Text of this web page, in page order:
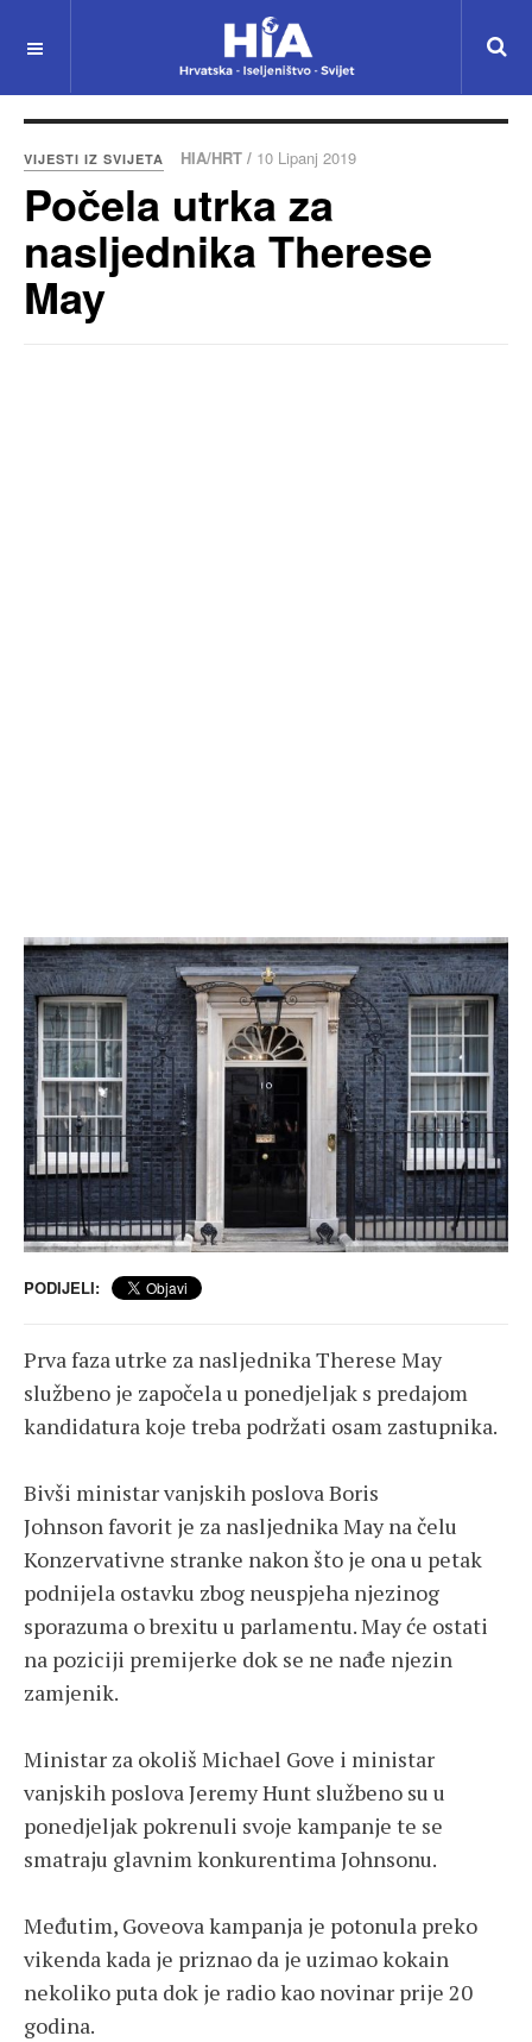
VIJESTI IZ SVIJETA HIA/HRT / 10 Lipanj 2019
Počela utrka za
nasljednika Therese
May
PODIJELI:
Prva faza utrke za nasljednika Therese May
službeno je započela u ponedjeljak s predajom
kandidatura koje treba podržati osam zastupnika.
Bivši ministar vanjskih poslova Boris
Johnson favorit je za nasljednika May na čelu
Konzervativne stranke nakon što je ona u petak
podnijela ostavku zbog neuspjeha njezinog
sporazuma o brexitu u parlamentu. May će ostati
na poziciji premijerke dok se ne nađe njezin
zamjenik.
Ministar za okoliš Michael Gove i ministar
vanjskih poslova Jeremy Hunt službeno su u
ponedjeljak pokrenuli svoje kampanje te se
smatraju glavnim konkurentima Johnsonu.
Međutim, Goveova kampanja je potonula preko
vikenda kada je priznao da je uzimao kokain
nekoliko puta dok je radio kao novinar prije 20
godina.